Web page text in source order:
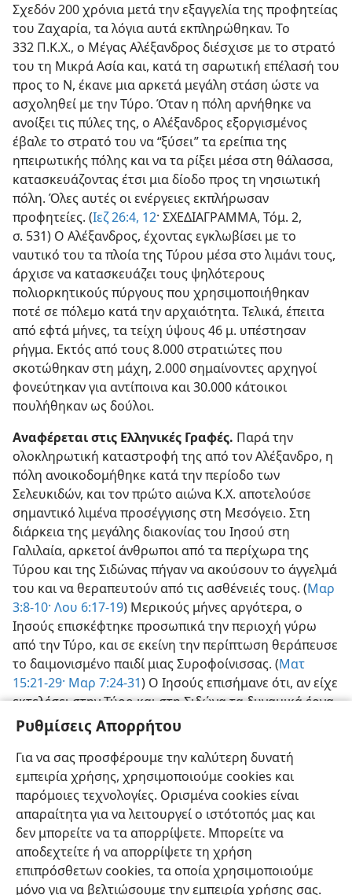
Ρυθμίσεις Απορρήτου
Για να σας προσφέρουμε την καλύτερη δυνατή
εμπειρία χρήσης, χρησιμοποιούμε cookies και
παρόμοιες τεχνολογίες. Ορισμένα cookies είναι
απαραίτητα για να λειτουργεί ο ιστότοπός μας και
δεν μπορείτε να τα απορρίψετε. Μπορείτε να
αποδεχτείτε ή να απορρίψετε τη χρήση
επιπρόσθετων cookies, τα οποία χρησιμοποιούμε
μόνο για να βελτιώσουμε την εμπειρία χρήσης σας.
Σχεδόν 200 χρόνια μετά την εξαγγελία της προφητείας
του Ζαχαρία, τα λόγια αυτά εκπληρώθηκαν. Το
332 Π.Κ.Χ., ο Μέγας Αλέξανδρος διέσχισε με το στρατό
του τη Μικρά Ασία και, κατά τη σαρωτική επέλασή του
προς το Ν, έκανε μια αρκετά μεγάλη στάση ώστε να
ασχοληθεί με την Τύρο. Όταν η πόλη αρνήθηκε να
ανοίξει τις πύλες της, ο Αλέξανδρος εξοργισμένος
έβαλε το στρατό του να “ξύσει” τα ερείπια της
ηπειρωτικής πόλης και να τα ρίξει μέσα στη θάλασσα,
κατασκευάζοντας έτσι μια δίοδο προς τη νησιωτική
πόλη. Όλες αυτές οι ενέργειες εκπλήρωσαν
προφητείες. (Ιεζ 26:4, 12· ΣΧΕΔΙΑΓΡΑΜΜΑ, Τόμ. 2,
σ. 531) Ο Αλέξανδρος, έχοντας εγκλωβίσει με το
ναυτικό του τα πλοία της Τύρου μέσα στο λιμάνι τους,
άρχισε να κατασκευάζει τους ψηλότερους
πολιορκητικούς πύργους που χρησιμοποιήθηκαν
ποτέ σε πόλεμο κατά την αρχαιότητα. Τελικά, έπειτα
από εφτά μήνες, τα τείχη ύψους 46 μ. υπέστησαν
ρήγμα. Εκτός από τους 8.000 στρατιώτες που
σκοτώθηκαν στη μάχη, 2.000 σημαίνοντες αρχηγοί
φονεύτηκαν για αντίποινα και 30.000 κάτοικοι
πουλήθηκαν ως δούλοι.
Αναφέρεται στις Ελληνικές Γραφές. Παρά την
ολοκληρωτική καταστροφή της από τον Αλέξανδρο, η
πόλη ανοικοδομήθηκε κατά την περίοδο των
Σελευκιδών, και τον πρώτο αιώνα Κ.Χ. αποτελούσε
σημαντικό λιμένα προσέγγισης στη Μεσόγειο. Στη
διάρκεια της μεγάλης διακονίας του Ιησού στη
Γαλιλαία, αρκετοί άνθρωποι από τα περίχωρα της
Τύρου και της Σιδώνας πήγαν να ακούσουν το άγγελμά
του και να θεραπευτούν από τις ασθένειές τους. (Μαρ
3:8-10· Λου 6:17-19) Μερικούς μήνες αργότερα, ο
Ιησούς επισκέφτηκε προσωπικά την περιοχή γύρω
από την Τύρο, και σε εκείνη την περίπτωση θεράπευσε
το δαιμονισμένο παιδί μιας Συροφοίνισσας. (Ματ
15:21-29· Μαρ 7:24-31) Ο Ιησούς επισήμανε ότι, αν είχε
εκτελέσει στην Τύρο και στη Σιδώνα τα δυναμικά έργα
που έκανε στη Χοραζίν και στη Βηθσαϊδά, οι
ειδωλολάτρες της Τύρου και της Σιδώνας θα είχαν
ανταποκριθεί περισσότερο από εκείνους τους
Ιουδαίους.—Ματ 11:20-22·Λου 10:13, 14.
Ελληνική Κοινή Χρήση Προτιμήσεις